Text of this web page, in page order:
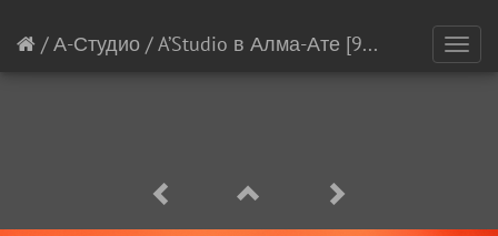
/А-Студио /A’Studio в Алма-Ате [9/48]